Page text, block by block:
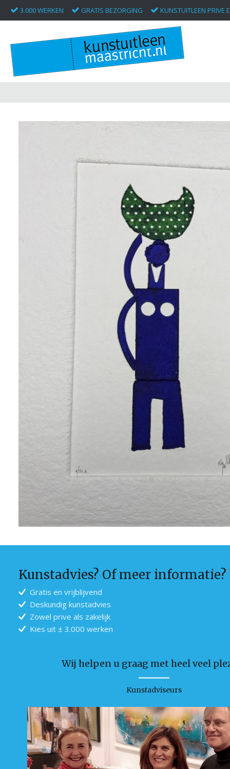
3.000 WERKEN GRATIS BEZORGING KUNSTUITLEEN PRIVE
Kunstadvies? Of meer informatie?
Gratis en vrijblijvend
Deskundig kunstadvies
Zowel prive als zakelijk
Kies uit ± 3.000 werken
Wij helpen u graag met heel veel
Kunstadviseurs